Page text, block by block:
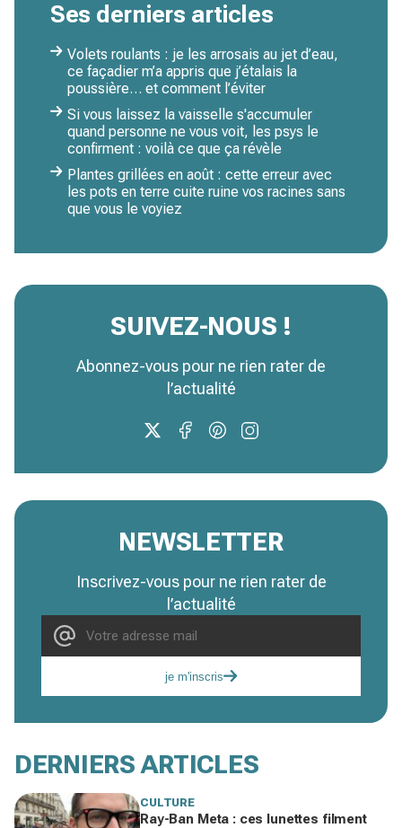
Ses derniers articles
Volets roulants : je les arrosais au jet d’eau,
ce façadier m’a appris que j’étalais la
poussière… et comment l’éviter
Si vous laissez la vaisselle s'accumuler
quand personne ne vous voit, les psys le
confirment : voilà ce que ça révèle
Plantes grillées en août : cette erreur avec
les pots en terre cuite ruine vos racines sans
que vous le voyiez
SUIVEZ-NOUS !
Abonnez-vous pour ne rien rater de
l’actualité
NEWSLETTER
Inscrivez-vous pour ne rien rater de
l’actualité
je m'inscris
DERNIERS ARTICLES
CULTURE
Ray-Ban Meta : ces lunettes filment